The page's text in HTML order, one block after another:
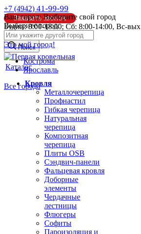
Ваш город: Выбирите свой город
Выберите город:
Это мой город!
Кострома
Ярославль
Все города
+7 (4942) 41-99-99
Заказать звонок
Будни: 8:00-18:00; Сб: 8:00-14:00, Вс-вых
info@pk44.ru
Поиск
Каталог
Кровля
Металлочерепица
Профнастил
Гибкая черепица
Натуральная
черепица
Композитная
черепица
Плиты OSB
Сэндвич-панели
Фальцевая кровля
Доборные
элементы
Чердачные
лестницы
Флюгеры
Софиты
Пароизоляция и